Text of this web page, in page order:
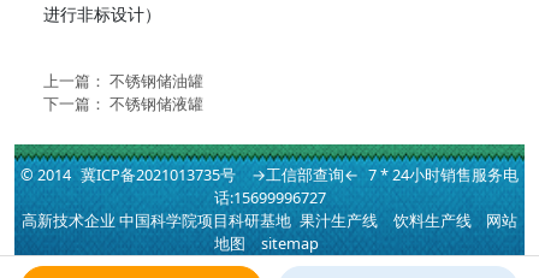
进行非标设计）
上一篇： 不锈钢储油罐
下一篇： 不锈钢储液罐
© 2014 冀ICP备2021013735号 →工信部查询← 7 * 24小时销售服务电
话:15699996727
高新技术企业 中国科学院项目科研基地 果汁生产线 饮料生产线
网站
地图
sitemap
快速通道： 提取罐 | 配制罐 | 储罐 配液罐 | 夹层锅 | 发酵罐 | 反应